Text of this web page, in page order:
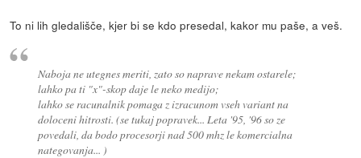
To ni lih gledališče, kjer bi se kdo presedal, kakor mu paše, a veš.
Naboja ne utegnes meriti, zato so naprave nekam ostarele;
lahko pa ti "x"-skop daje le neko medijo;
lahko se racunalnik pomaga z izracunom vseh variant na
doloceni hitrosti. (se tukaj popravek... Leta '95, '96 so ze
povedali, da bodo procesorji nad 500 mhz le komercialna
nategovanja... )